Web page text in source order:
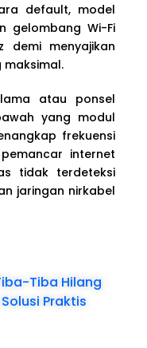
default, model
gelombang Wi-Fi
demi menyajikan
atau ponsel
yang modul
frekuensi
internet
tidak terdeteksi
jaringan nirkabel
Tiba Hilang
Praktis